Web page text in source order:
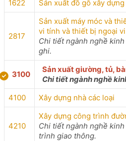
1622
Sản xuất đồ gỗ xây dựng
2817
Sản xuất máy móc và
vi tính và thiết bị ngoại
Chi tiết ngành nghề
ghi.
3100
Sản xuất giường, tủ,
Chi tiết ngành nghề
4100
Xây dựng nhà các loại
4210
Xây dựng công trình
Chi tiết ngành nghề
trình giao thông.